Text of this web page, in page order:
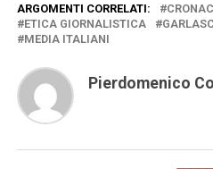
ARGOMENTI CORRELATI:
ETICA GIORNALISTICA
MEDIA ITALIANI
Pierdomenico